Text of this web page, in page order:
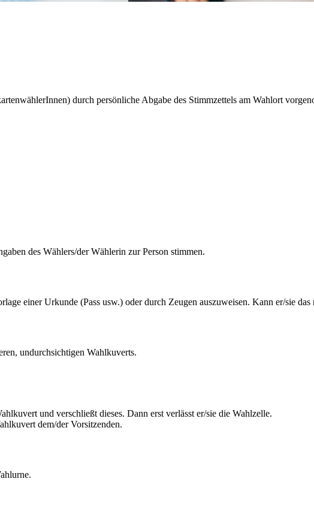
durch persönliche Abgabe des Stimmzettels am Wahlort
des Wählers/der Wählerin zur Person stimmen.
einer Urkunde (Pass usw.) oder durch Zeugen auszuweisen. Kann er/sie
undurchsichtigen Wahlkuverts.
und verschließt dieses. Dann erst verlässt er/sie die Wahlzelle.
dem/der Vorsitzenden.